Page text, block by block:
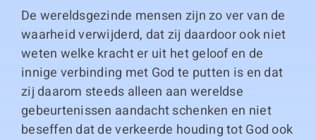
Duitse boeken
Links
De wereldsgezinde mensen zijn zo ver van de
waarheid verwijderd, dat zij daardoor ook niet
weten welke kracht er uit het geloof en de
innige verbinding met God te putten is en dat
zij daarom steeds alleen aan wereldse
gebeurtenissen aandacht schenken en niet
beseffen dat de verkeerde houding tot God ook